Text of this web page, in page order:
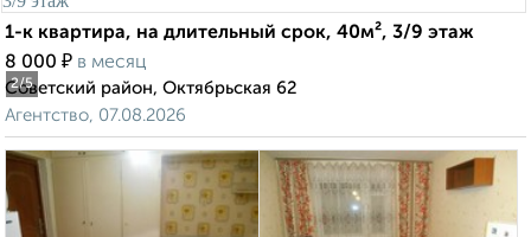
2/5
1-к квартира, на длительный срок, 40м², 3/9 этаж
8 000 ₽ в месяц
Советский район, Октябрьская 62
Агентство, 07.08.2026